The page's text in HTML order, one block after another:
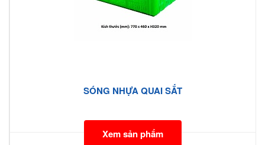
SÓNG NHỰA QUAI SẮT
Xem sản phẩm